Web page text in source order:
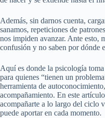
Además, sin darnos cuenta,
sanamos, repeticiones de
nos impiden avanzar. Ante esto,
confusión y no saben por dónde
Aquí es donde la psicología
para quienes “tienen un
herramienta de
acompañamiento. En este
acompañarte a lo largo del ciclo
puede aportar en cada momento.